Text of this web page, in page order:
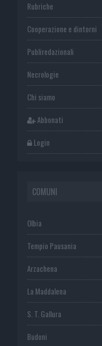
Rubriche
Cooperazione e dintorni
Publiredazionali
Necrologie
Chi siamo
Abbonati
Login
COMUNI
Olbia
Tempio Pausania
Arzachena
La Maddalena
S. T. Gallura
Budoni